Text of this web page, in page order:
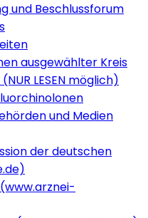
und Beschlussforum
ausgewählter Kreis
LESEN möglich)
und Medien
der deutschen